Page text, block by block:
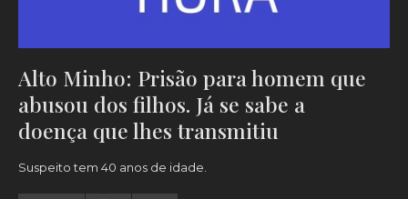
Alto Minho: Prisão para homem que
abusou dos filhos. Já se sabe a
doença que lhes transmitiu
Suspeito tem 40 anos de idade.